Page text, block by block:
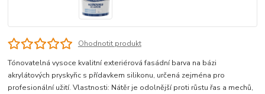
Ohodnotit produkt
Tónovatelná vysoce kvalitní exteriérová fasádní barva na bázi
akrylátových pryskyřic s přídavkem silikonu, určená zejména pro
profesionální užití. Vlastnosti: Nátěr je odolnější proti růstu řas a mechů,